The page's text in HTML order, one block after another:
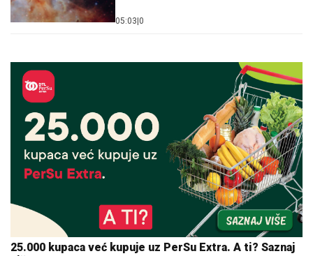
05:03 0
25.000 kupaca već kupuje uz PerSu Extra. A ti? Saznaj